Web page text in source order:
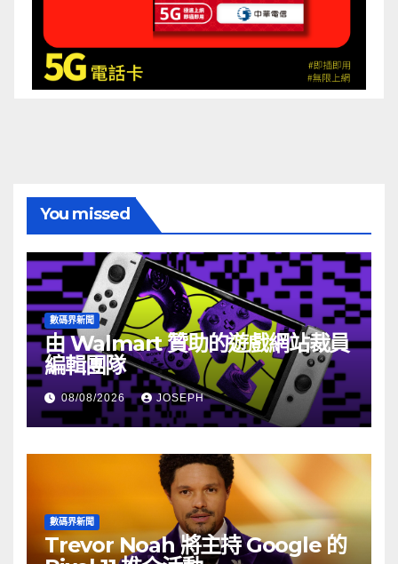
You missed
數碼界新聞
由 Walmart 贊助的遊戲網站裁員
編輯團隊
08/08/2026 JOSEPH
數碼界新聞
Trevor Noah 將主持 Google 的